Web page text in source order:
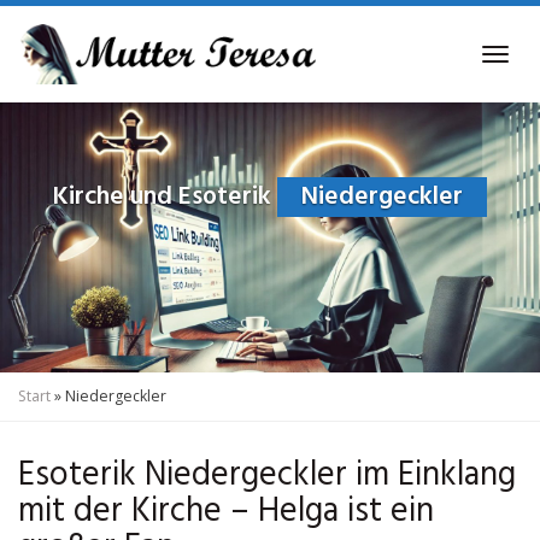
Skip
main
Kirche und Esoterik Niedergeckler
Start» Niedergeckler
Esoterik Niedergeckler im Einklang
mit der Kirche – Helga ist ein